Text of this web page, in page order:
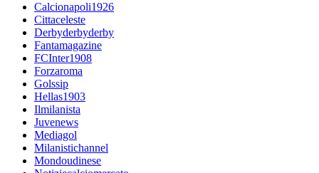
Calcionapoli1926
Cittaceleste
Derbyderbyderby
Fantamagazine
FCInter1908
Forzaroma
Golssip
Hellas1903
Ilmilanista
Juvenews
Mediagol
Milanistichannel
Mondoudinese